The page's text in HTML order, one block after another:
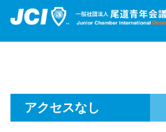
アクセスなし